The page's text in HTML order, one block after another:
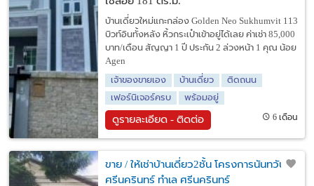
บ้านเดี่ยวใหม่แกะกล่อง Golden Neo Sukhumvit 113
บิวท์อินทั้งหลัง หิ้วกระเป๋าเข้าอยู่ได้เลย ค่าเช่า 85,000
บาท/เดือน สัญญา 1 ปี ประกัน 2 ล่วงหน้า 1 คุณ น้อย
Agen
เจ้าของขายเอง
บ้านเดี่ยว
ติดถนน
เฟอร์นิเจอร์ครบ
พร้อมอยู่
ดูรายละเอียด - ติดต่อ 6 เดือน
ขาย / ให้เช่าบ้านเดี่ยว2ชั้น โครงการนันทวัน
ศรีนครินทร์ ทำเล ศรีนครินทร์